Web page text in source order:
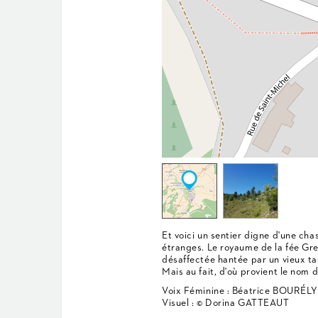
Et voici un sentier digne d'une
étranges. Le royaume de la fée
désaffectée hantée par un vieux
Mais au fait, d'où provient le nom
Voix Féminine : Béatrice BOURÉLY
Visuel : © Dorina GATTEAUT